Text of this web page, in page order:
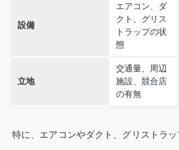
設備
エアコン、ダ
クト、グリス
トラップの状
態
立地
交通量、周辺
施設、競合店
の有無
特に、エアコンやダクト、グリストラ